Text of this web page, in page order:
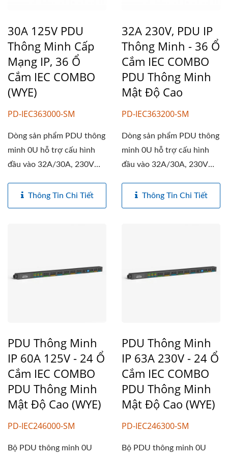
30A 125V PDU
Thông Minh Cấp
Mạng IP, 36 Ổ
Cắm IEC COMBO
(WYE)
PD-IEC363000-SM
Dòng sản phẩm PDU thông
minh 0U hỗ trợ cấu hình
đầu vào 32A/30A, 230V
Thông Tin Chi Tiết
32A 230V, PDU IP
Thông Minh - 36 Ổ
Cắm IEC COMBO
PDU Thông Minh
Mật Độ Cao
PD-IEC363200-SM
Dòng sản phẩm PDU thông
minh 0U hỗ trợ cấu hình
đầu vào 32A/30A, 230V
Thông Tin Chi Tiết
PDU Thông Minh
IP 60A 125V - 24 Ổ
Cắm IEC COMBO
PDU Thông Minh
Mật Độ Cao (WYE)
PD-IEC246000-SM
Bộ PDU thông minh 0U
PDU Thông Minh
IP 63A 230V - 24 Ổ
Cắm IEC COMBO
PDU Thông Minh
Mật Độ Cao (WYE)
PD-IEC246300-SM
Bộ PDU thông minh 0U